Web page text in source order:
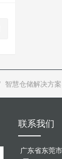
智慧仓储解决方案
联系我们
广东省东莞